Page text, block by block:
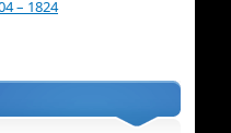
– 1824